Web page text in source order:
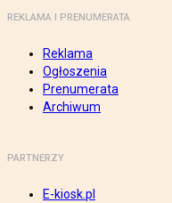
REKLAMA I PRENUMERATA
Reklama
Ogłoszenia
Prenumerata
Archiwum
PARTNERZY
E-kiosk.pl